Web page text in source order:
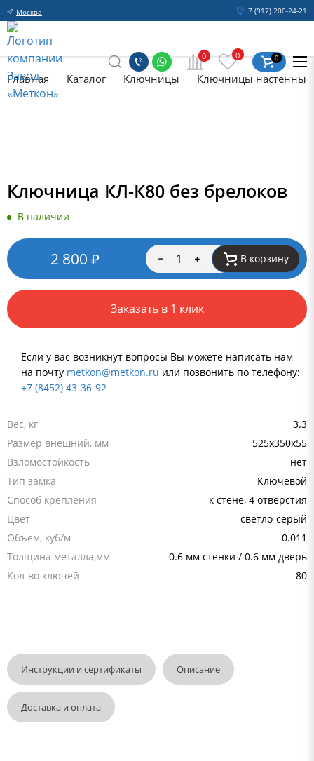
Москва 7 (917) 200-24-21
0 0 0
Главная Каталог Ключницы Ключницы настенные
Ключница КЛ-К80 без брелоков
В наличии
2 800 ₽ В корзину
Заказать в 1 клик
Если у вас возникнут вопросы Вы можете написать нам
на почту metkon@metkon.ru или позвонить по телефону:
+7 (8452) 43-36-92
Вес, кг
3.3
Размер внешний, мм
525x350x55
Взломостойкость
нет
Тип замка
Ключевой
Способ крепления
к стене, 4 отверстия
Цвет
светло-серый
Объем, куб/м
0.011
Толщина металла,мм
0.6 мм стенки / 0.6 мм дверь
Кол-во ключей
80
Инструкции и сертификаты Описание
Доставка и оплата